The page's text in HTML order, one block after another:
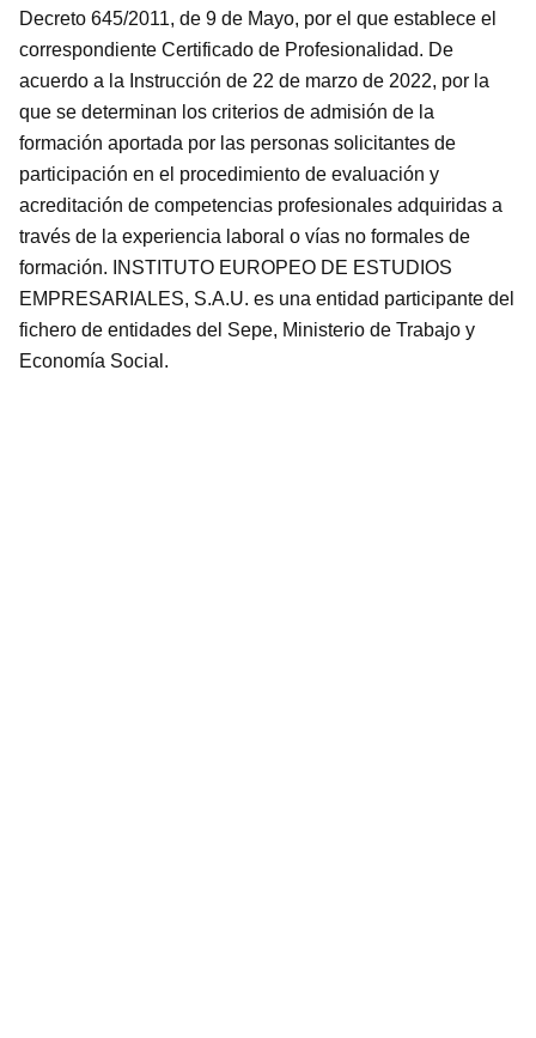
Decreto 645/2011, de 9 de Mayo, por el que establece el
correspondiente Certificado de Profesionalidad. De
acuerdo a la Instrucción de 22 de marzo de 2022, por la
que se determinan los criterios de admisión de la
formación aportada por las personas solicitantes de
participación en el procedimiento de evaluación y
acreditación de competencias profesionales adquiridas a
través de la experiencia laboral o vías no formales de
formación. INSTITUTO EUROPEO DE ESTUDIOS
EMPRESARIALES, S.A.U. es una entidad participante del
fichero de entidades del Sepe, Ministerio de Trabajo y
Economía Social.